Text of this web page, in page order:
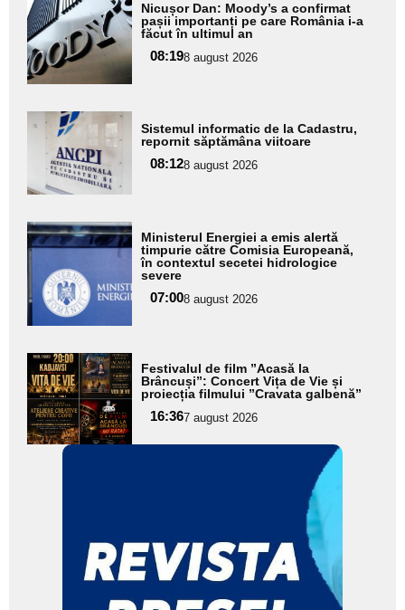
aici textul
pentru
subtitlu
Nicușor Dan: Moody’s a confirmat
pașii importanți pe care România i-a
făcut în ultimul an
08:198 august 2026
Adaugă
aici textul
pentru
subtitlu
Sistemul informatic de la Cadastru,
repornit săptămâna viitoare
08:128 august 2026
Adaugă
aici textul
pentru
subtitlu
Ministerul Energiei a emis alertă
timpurie către Comisia Europeană,
în contextul secetei hidrologice
severe
07:008 august 2026
Adaugă
aici textul
pentru
subtitlu
Festivalul de film ”Acasă la
Brâncuși”: Concert Vița de Vie și
proiecția filmului ”Cravata galbenă”
16:367 august 2026